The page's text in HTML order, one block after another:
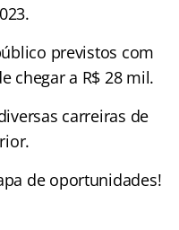
previstos com
chegar a R$ 28 mil.
carreiras de
de oportunidades!